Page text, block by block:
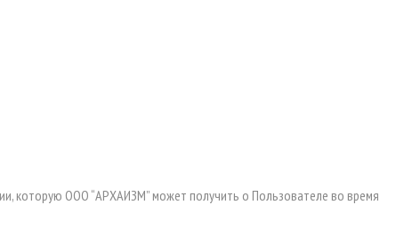
которую ООО “АРХАИЗМ” может получить о Пользователе во время